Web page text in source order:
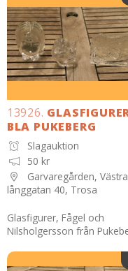
13926.
BLA PUKEBERG
Slagauktion
50 kr
Garvaregården, Västra
långgatan 40, Trosa
Glasfigurer, Fågel och
Nilsholgersson från